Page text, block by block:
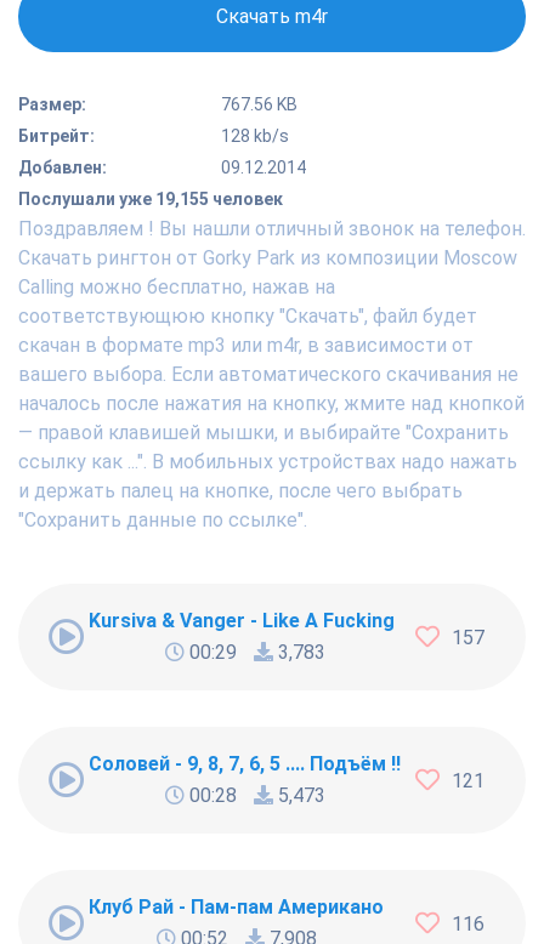
Скачать m4r
Размер:
767.56 KB
Битрейт:
128 kb/s
Добавлен:
09.12.2014
Послушали уже 19,155 человек
Поздравляем ! Вы нашли отличный звонок на телефон.
Скачать рингтон от Gorky Park из композиции Moscow
Calling можно бесплатно, нажав на
соответствующюю кнопку "Скачать", файл будет
скачан в формате mp3 или m4r, в зависимости от
вашего выбора. Если автоматического скачивания не
началось после нажатия на кнопку, жмите над кнопкой
— правой клавишей мышки, и выбирайте "Сохранить
ссылку как ...". В мобильных устройствах надо нажать
и держать палец на кнопке, после чего выбрать
"Сохранить данные по ссылке".
Kursiva & Vanger - Like A Fucking Newbie
00:29
3,783
157
Соловей - 9, 8, 7, 6, 5 .... Подъём !!!
00:28
5,473
121
Клуб Рай - Пам-пам Американо
00:52
7,908
116